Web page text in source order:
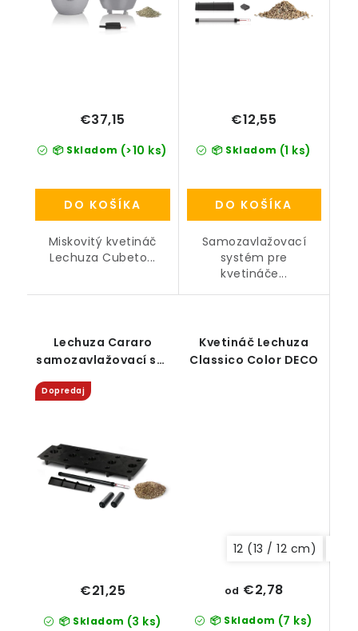
📦 Skladom (>10 ks)
€37,15
DO KOŠÍKA
Miskovitý kvetináč
Lechuza Cubeto...
📦 Skladom (1 ks)
€12,55
DO KOŠÍKA
Samozavlažovací
systém pre
kvetináče...
Lechuza Cararo
samozavlažovací set
(vrátane koliesok)
Dopredaj
📦 Skladom (3 ks)
€21,25
Kvetináč Lechuza
Classico Color DECO
12 (13 / 12 cm)
📦 Skladom (7 ks)
od €2,78